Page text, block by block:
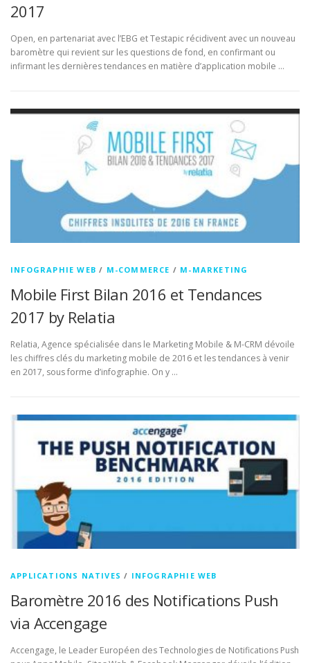
2017
Open, en partenariat avec l’EBG et Testapic récidivent avec un nouveau
baromètre qui revient sur les questions de fond, en confirmant ou
infirmant les dernières tendances en matière d’application mobile …
INFOGRAPHIE WEB / M-COMMERCE / M-MARKETING
Mobile First Bilan 2016 et Tendances
2017 by Relatia
Relatia, Agence spécialisée dans le Marketing Mobile & M-CRM dévoile
les chiffres clés du marketing mobile de 2016 et les tendances à venir
en 2017, sous forme d’infographie. On y …
APPLICATIONS NATIVES / INFOGRAPHIE WEB
Baromètre 2016 des Notifications Push
via Accengage
Accengage, le Leader Européen des Technologies de Notifications Push